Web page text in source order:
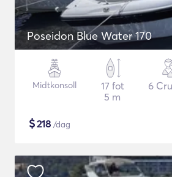
Poseidon Blue Water 170
Midtkonsoll
17 fot
5 m
6
$218 /dag